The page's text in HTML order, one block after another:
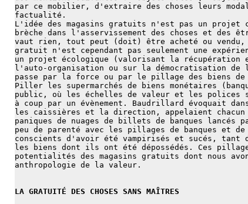
par ce mobilier, d'extraire des choses leurs
factualité.
L'idée des magasins gratuits n'est pas un
brèche dans l'asservissement des choses et
vaut rien, tout peut (doit) être acheté ou vendu,
gratuit n'est cependant pas seulement une
un projet écologique (valorisant la
l'auto-organisation ou sur la démocratisation
passe par la force ou par le pillage des biens de
Piller les supermarchés de biens monétaires
public, où les échelles de valeur et les polices
à coup par un évènement. Baudrillard évoquait
les caissières et la direction, appelaient
paniques de nuages de billets de banques
peu de parenté avec les pillages de banques et
conscients d'avoir été vampirisés et sucés, tant
les biens dont ils ont été dépossédés. Ces
potentialités des magasins gratuits dont nous
anthropologie de la valeur.
LA GRATUITÉ DES CHOSES SANS MAÎTRES